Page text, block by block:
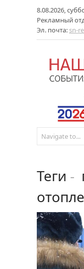
8.08.2026,
Рекламный
Эл. почта: sn-
Теги -